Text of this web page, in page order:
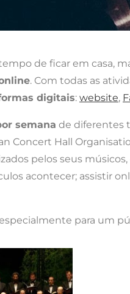
de ficar em casa,
. Com todas as
digitais: website,
semana de diferentes
Concert Hall
pelos seus
acontecer; assistir
para um